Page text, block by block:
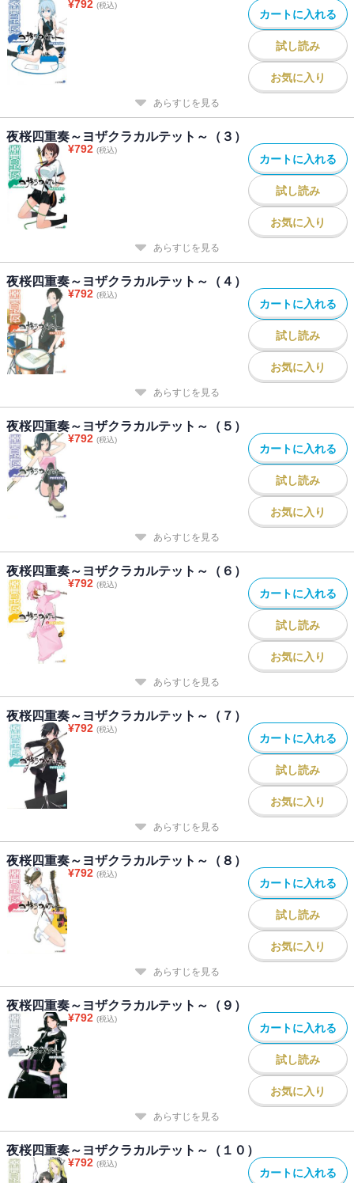
¥792 (税込)
カートに入れる
試し読み
お気に入り
あらすじを見る
夜桜四重奏～ヨザクラカルテット～（３）
¥792 (税込)
カートに入れる
試し読み
お気に入り
あらすじを見る
夜桜四重奏～ヨザクラカルテット～（４）
¥792 (税込)
カートに入れる
試し読み
お気に入り
あらすじを見る
夜桜四重奏～ヨザクラカルテット～（５）
¥792 (税込)
カートに入れる
試し読み
お気に入り
あらすじを見る
夜桜四重奏～ヨザクラカルテット～（６）
¥792 (税込)
カートに入れる
試し読み
お気に入り
あらすじを見る
夜桜四重奏～ヨザクラカルテット～（７）
¥792 (税込)
カートに入れる
試し読み
お気に入り
あらすじを見る
夜桜四重奏～ヨザクラカルテット～（８）
¥792 (税込)
カートに入れる
試し読み
お気に入り
あらすじを見る
夜桜四重奏～ヨザクラカルテット～（９）
¥792 (税込)
カートに入れる
試し読み
お気に入り
あらすじを見る
夜桜四重奏～ヨザクラカルテット～（１０）
¥792 (税込)
カートに入れる